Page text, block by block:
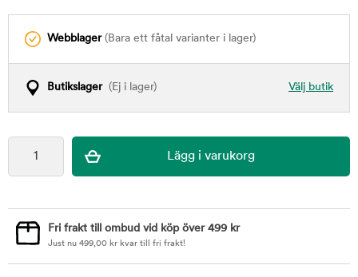
Webblager(Bara ett fåtal varianter i lager)
Välj butik
Butikslager(Ej i lager)
Fri frakt till ombud vid köp över 499 kr
Just nu 499,00 kr kvar till fri frakt!